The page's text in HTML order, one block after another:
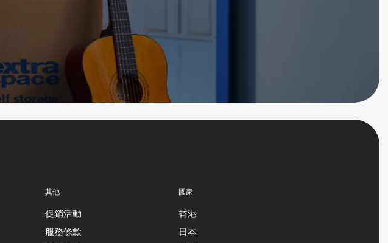
其他
促銷活動
服務條款
國家
香港
日本